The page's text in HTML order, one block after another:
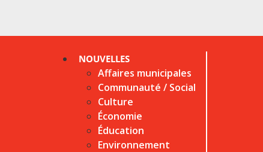
NOUVELLES
Affaires municipales
Communauté / Social
Culture
Économie
Éducation
Environnement